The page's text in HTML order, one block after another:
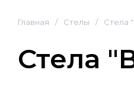
Главная / Стелы / Стела
Стела